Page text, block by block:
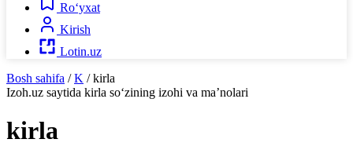
Ro‘yxat
Kirish
Lotin.uz
Bosh sahifa / K / kirla
Izoh.uz saytida kirla so‘zining izohi va ma’nolari
kirla